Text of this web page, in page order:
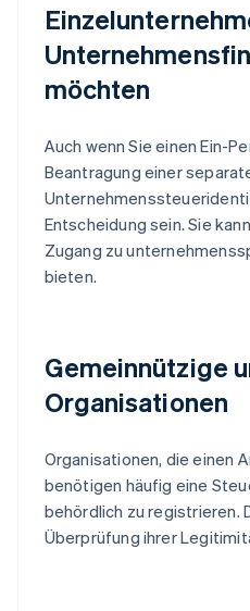
möchten
Auch wenn Sie einen Ein-
Beantragung einer
Entscheidung sein. Sie
Zugang zu
bieten.
Gemeinnützige
Organisationen
Organisationen, die einen
benötigen häufig eine
behördlich zu registrieren.
Überprüfung ihrer